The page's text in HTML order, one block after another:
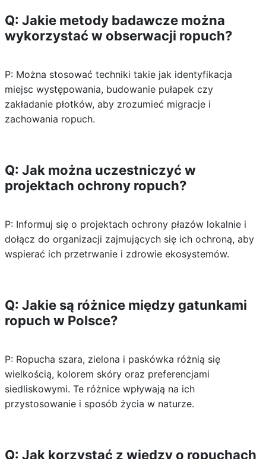
Q: Jakie metody badawcze można
wykorzystać w obserwacji ropuch?
P: Można stosować techniki takie jak identyfikacja
miejsc występowania, budowanie pułapek czy
zakładanie płotków, aby zrozumieć migracje i
zachowania ropuch.
Q: Jak można uczestniczyć w
projektach ochrony ropuch?
P: Informuj się o projektach ochrony płazów lokalnie i
dołącz do organizacji zajmujących się ich ochroną, aby
wspierać ich przetrwanie i zdrowie ekosystemów.
Q: Jakie są różnice między gatunkami
ropuch w Polsce?
P: Ropucha szara, zielona i paskówka różnią się
wielkością, kolorem skóry oraz preferencjami
siedliskowymi. Te różnice wpływają na ich
przystosowanie i sposób życia w naturze.
Q: Jak korzystać z wiedzy o ropuchach